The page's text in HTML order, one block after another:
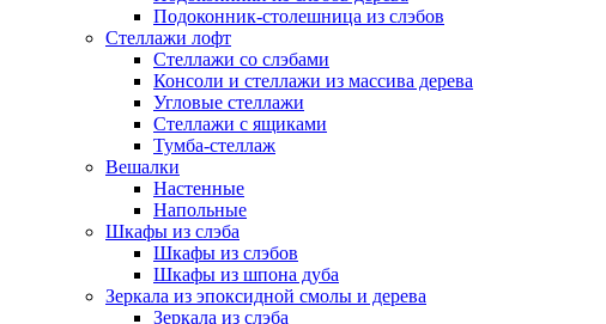
Подоконник-столешница из слэбов
Стеллажи лофт
Стеллажи со слэбами
Консоли и стеллажи из массива дерева
Угловые стеллажи
Стеллажи с ящиками
Тумба-стеллаж
Вешалки
Настенные
Напольные
Шкафы из слэба
Шкафы из слэбов
Шкафы из шпона дуба
Зеркала из эпоксидной смолы и дерева
Зеркала из слэба